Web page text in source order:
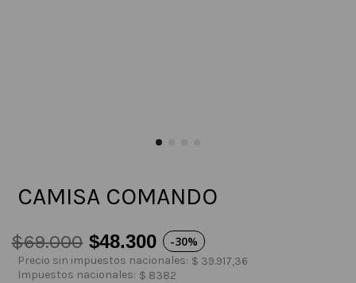
CAMISA COMANDO
$69.000 $48.300 -30%
Precio sin impuestos nacionales: $ 39.917,36
Impuestos nacionales: $ 8382